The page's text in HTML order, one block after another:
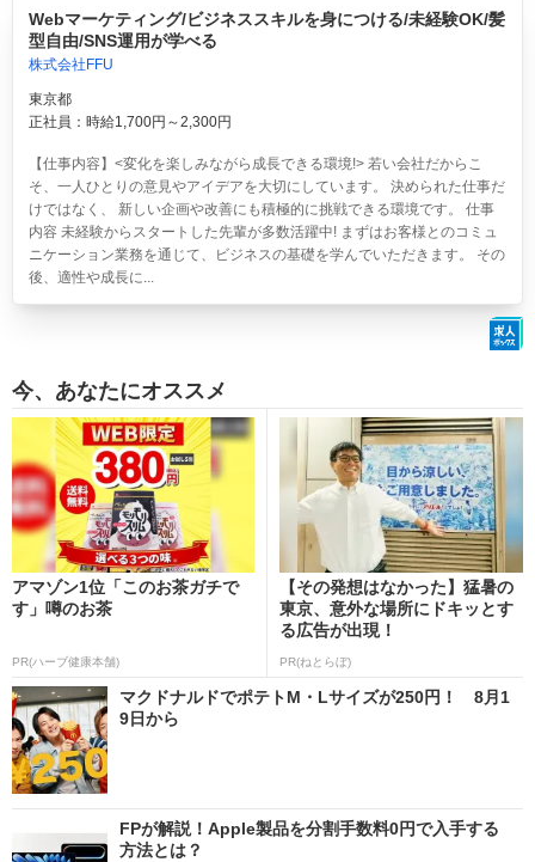
Webマーケティング/ビジネススキルを身につける/未経験OK/髪
型自由/SNS運用が学べる
株式会社FFU
東京都
正社員：時給1,700円～2,300円
【仕事内容】<変化を楽しみながら成長できる環境!> 若い会社だからこ
そ、一人ひとりの意見やアイデアを大切にしています。 決められた仕事だ
けではなく、 新しい企画や改善にも積極的に挑戦できる環境です。 仕事
内容 未経験からスタートした先輩が多数活躍中! まずはお客様とのコミュ
ニケーション業務を通じて、ビジネスの基礎を学んでいただきます。 その
後、適性や成長に...
今、あなたにオススメ
アマゾン1位「このお茶ガチで
す」噂のお茶
PR(ハーブ健康本舗)
【その発想はなかった】猛暑の
東京、意外な場所にドキッとす
る広告が出現！
PR(ねとらぼ)
マクドナルドでポテトM・Lサイズが250円！ 8月1
9日から
FPが解説！Apple製品を分割手数料0円で入手する
方法とは？